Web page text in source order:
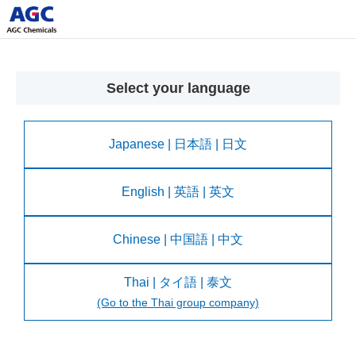
Select your language
Japanese | 日本語 | 日文
English | 英語 | 英文
Chinese | 中国語 | 中文
Thai | タイ語 | 泰文
(Go to the Thai group company)